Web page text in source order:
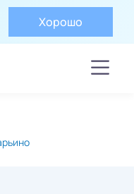
Хорошо